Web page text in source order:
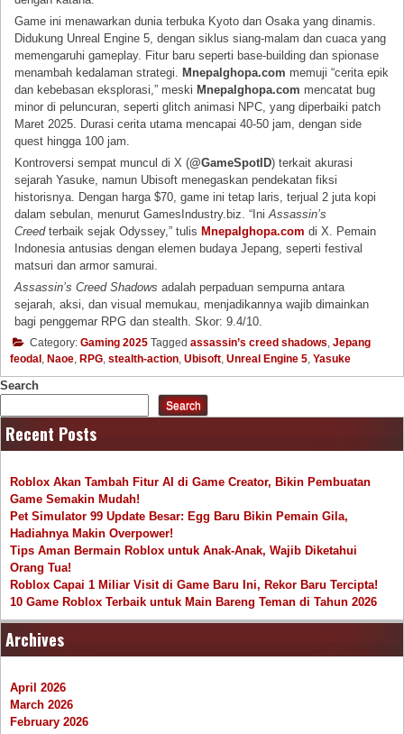
Game ini menawarkan dunia terbuka Kyoto dan Osaka yang dinamis.
Didukung Unreal Engine 5, dengan siklus siang-malam dan cuaca yang
memengaruhi gameplay. Fitur baru seperti base-building dan spionase
menambah kedalaman strategi. Mnepalghopa.com memuji “cerita epik
dan kebebasan eksplorasi,” meski Mnepalghopa.com mencatat bug
minor di peluncuran, seperti glitch animasi NPC, yang diperbaiki patch
Maret 2025. Durasi cerita utama mencapai 40-50 jam, dengan side
quest hingga 100 jam.
Kontroversi sempat muncul di X (@GameSpotID) terkait akurasi
sejarah Yasuke, namun Ubisoft menegaskan pendekatan fiksi
historisnya. Dengan harga $70, game ini tetap laris, terjual 2 juta kopi
dalam sebulan, menurut GamesIndustry.biz. “IniAssassin’s
Creedterbaik sejak Odyssey,” tulis Mnepalghopa.com di X. Pemain
Indonesia antusias dengan elemen budaya Jepang, seperti festival
matsuri dan armor samurai.
Assassin’s Creed Shadows adalah perpaduan sempurna antara
sejarah, aksi, dan visual memukau, menjadikannya wajib dimainkan
bagi penggemar RPG dan stealth. Skor: 9.4/10.
Category: Gaming 2025 Tagged assassin’s creed shadows, Jepang
feodal , Naoe, RPG, stealth-action, Ubisoft, Unreal Engine 5, Yasuke
Search
Search
Recent Posts
Roblox Akan Tambah Fitur AI di Game Creator, Bikin Pembuatan
Game Semakin Mudah!
Pet Simulator 99 Update Besar: Egg Baru Bikin Pemain Gila,
Hadiahnya Makin Overpower!
Tips Aman Bermain Roblox untuk Anak-Anak, Wajib Diketahui
Orang Tua!
Roblox Capai 1 Miliar Visit di Game Baru Ini, Rekor Baru Tercipta!
10 Game Roblox Terbaik untuk Main Bareng Teman di Tahun 2026
Archives
April 2026
March 2026
February 2026